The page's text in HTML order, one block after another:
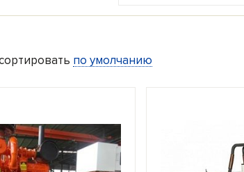
Газовые генераторы 30 кВт
по умолчанию